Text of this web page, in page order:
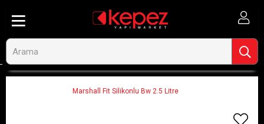
Marshall Fit Silikonlu Bw 2.5 Litre